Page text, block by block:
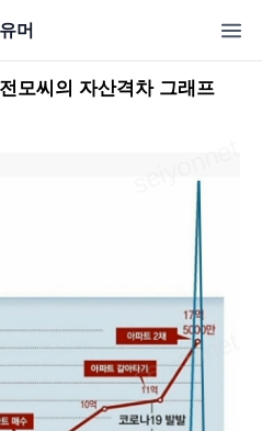
유머
모씨의 자산격차 그래프